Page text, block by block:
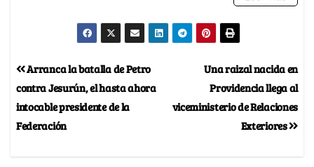
Una raizal nacida en
Providencia llega al
viceministerio de Relaciones
Exteriores
Arranca la batalla de Petro
contra Jesurún, el hasta ahora
intocable presidente de la
Federación